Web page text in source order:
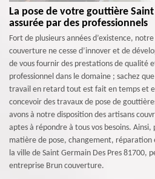
La pose de votre gouttière
assurée par des professionnels
Fort de plusieurs années d’existence,
couverture ne cesse d’innover et de
de vous fournir des prestations de qualité
professionnel dans le domaine ; sachez
travail en retard tout est fait en temps et
concevoir des travaux de pose de
avons à notre disposition des artisans
aptes à répondre à tous vos besoins. Ainsi,
matière de pose, changement,
la ville de Saint Germain Des Pres 81700,
entreprise Brun couverture.